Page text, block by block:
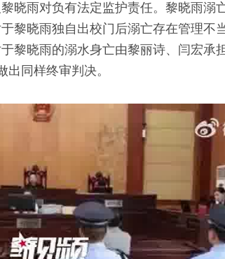
晓雨对负有法定监护责任。黎晓雨溺
黎晓雨独自出校门后溺亡存在管理不
黎晓雨的溺水身亡由黎丽诗、闫宏承
同样终审判决。